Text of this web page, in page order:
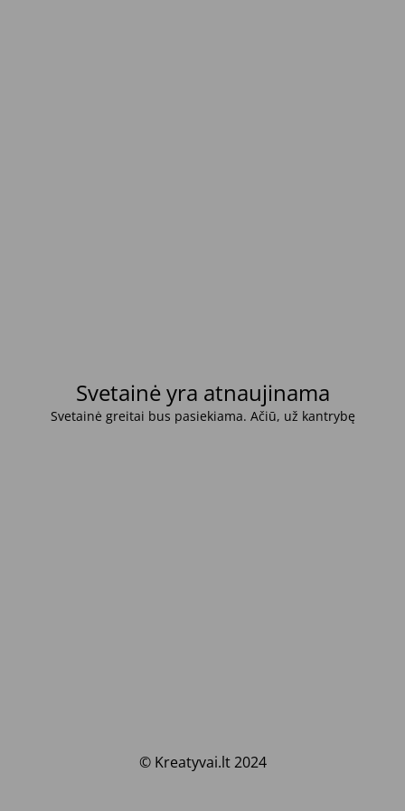
Svetainė yra atnaujinama
Svetainė greitai bus pasiekiama. Ačiū, už kantrybę
© Kreatyvai.lt 2024